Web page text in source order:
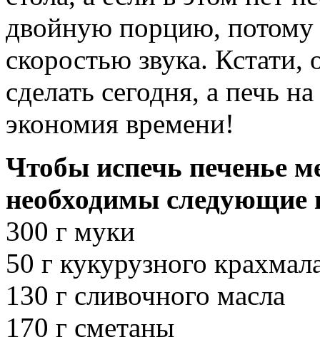
двойную порцию, потому
скоростью звука.
сделать сегодня, а печь
экономия времени!
Чтобы испечь печенье
необходимы следующие
300 г муки
50 г кукурузного
130 г сливочного масла
170 г сметаны